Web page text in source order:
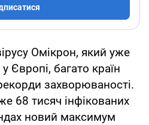
Омікрон, який уже
Європі, багато країн
захворюваності.
68 тисяч інфікованих
новий максимум